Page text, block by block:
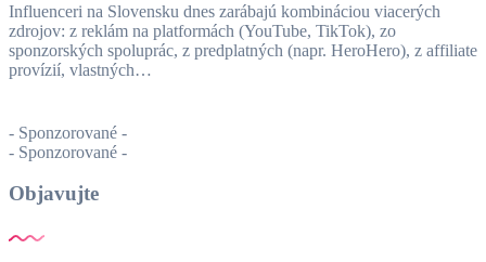
Influenceri na Slovensku dnes zarábajú kombináciou viacerých
zdrojov: z reklám na platformách (YouTube, TikTok), zo
sponzorských spoluprác, z predplatných (napr. HeroHero), z affiliate
provízií, vlastných…
- Sponzorované -
- Sponzorované -
Objavujte